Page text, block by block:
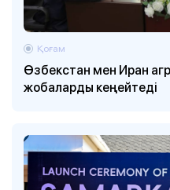
Өзбекстан мен Иран
жобаларды кеңейтеді
Қоғам